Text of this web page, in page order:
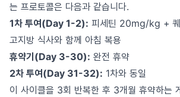
는 프로토콜은 다음과 같습니다.
1차 투여(Day 1-2): 피세틴 20mg/kg +
고지방 식사와 함께 아침 복용
휴약기(Day 3-30): 완전 휴약
2차 투여(Day 31-32): 1차와 동일
이 사이클을 3회 반복한 후 3개월 휴약하